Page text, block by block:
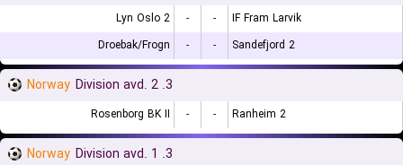
Lyn Oslo 2 - -
IF Fram Larvik
Droebak/Frogn
- - Sandefjord 2
Norway 3. Division avd. 2
Rosenborg BK II - - Ranheim 2
Norway 3. Division avd. 1